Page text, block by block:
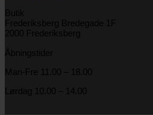
Butik
Frederiksberg Bredegade 1F
2000 Frederiksberg
Åbningstider
Man-Fre 11.00 – 18.00
Lørdag 10.00 – 14.00